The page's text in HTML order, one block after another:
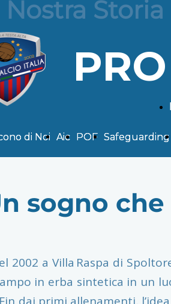
Nostra Storia
di Noi Aic POF Safeguarding
di Noi Aic POF Safeguarding
sogno
2002 a Villa Raspa di
in erba sintetica in un